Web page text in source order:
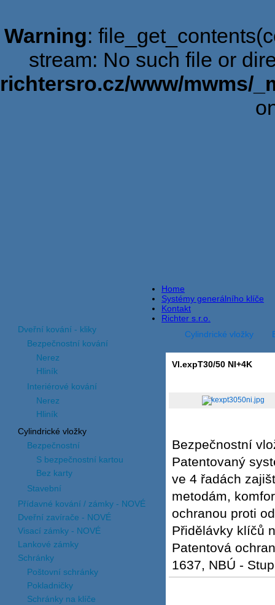
Warning:
stream: No such file or
richtersro.cz/www/mwms/
Home
Systémy generálního klíče
Kontakt
Richter s.r.o.
Dveřní kování - kliky
Bezpečnostní kování
Nerez
Hliník
Interiérové kování
Nerez
Hliník
Cylindrické vložky
Bezpečnostní
S bezpečnostní kartou
Bez karty
Stavební
Přídavné kování / zámky - NOVÉ
Dveřní zavírače - NOVÉ
Visací zámky - NOVÉ
Lankové zámky
Schránky
Poštovní schránky
Pokladničky
Schránky na klíče
Cylindrické vložky
Vl.expT30/50 NI+4K
Bezpečnostní
Patentovaný
ve 4 řadách
metodám,
ochranou proti
Přidělávky klíčů
Patentová
1637, NBÚ -